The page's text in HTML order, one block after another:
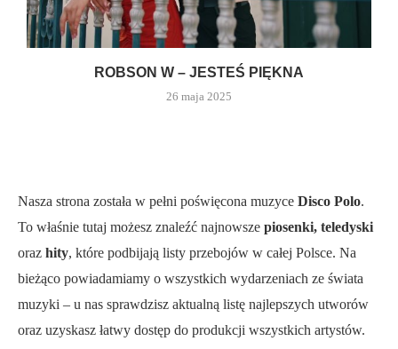
ROBSON W – JESTEŚ PIĘKNA
26 maja 2025
Nasza strona została w pełni poświęcona muzyce Disco Polo.
To właśnie tutaj możesz znaleźć najnowsze piosenki, teledyski
oraz hity, które podbijają listy przebojów w całej Polsce. Na
bieżąco powiadamiamy o wszystkich wydarzeniach ze świata
muzyki – u nas sprawdzisz aktualną listę najlepszych utworów
oraz uzyskasz łatwy dostęp do produkcji wszystkich artystów.